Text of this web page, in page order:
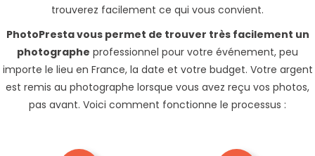
trouverez facilement ce qui vous convient.
PhotoPresta vous permet de trouver très facilement un
photographe professionnel pour votre événement, peu
importe le lieu en France, la date et votre budget. Votre argent
est remis au photographe lorsque vous avez reçu vos photos,
pas avant. Voici comment fonctionne le processus :